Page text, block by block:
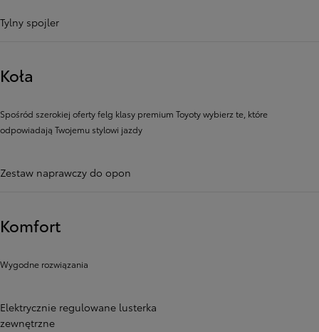
Tylny spojler
Koła
Spośród szerokiej oferty felg klasy premium Toyoty wybierz te, które
odpowiadają Twojemu stylowi jazdy
Zestaw naprawczy do opon
Komfort
Wygodne rozwiązania
Elektrycznie regulowane lusterka
zewnętrzne